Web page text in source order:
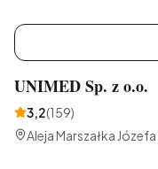
UNIMED Sp. z o.o.
3,2(159)
Aleja Marszałka